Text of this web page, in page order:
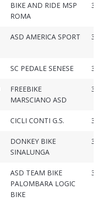
BIKE AND RIDE MSP
ROMA
ASD AMERICA SPORT
SC PEDALE SENESE
FREEBIKE
MARSCIANO ASD
CICLI CONTI G.S.
DONKEY BIKE
SINALUNGA
ASD TEAM BIKE
PALOMBARA LOGIC
BIKE